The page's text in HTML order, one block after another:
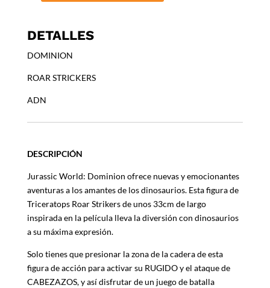
1
DETALLES
DOMINION
ROAR STRICKERS
ADN
DESCRIPCIÓN
Jurassic World: Dominion ofrece nuevas y emocionantes
aventuras a los amantes de los dinosaurios. Esta figura de
Triceratops Roar Strikers de unos 33cm de largo
inspirada en la película lleva la diversión con dinosaurios
a su máxima expresión.
Solo tienes que presionar la zona de la cadera de esta
figura de acción para activar su RUGIDO y el ataque de
CABEZAZOS, y así disfrutar de un juego de batalla